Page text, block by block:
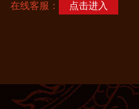
在线客服： 点击进入